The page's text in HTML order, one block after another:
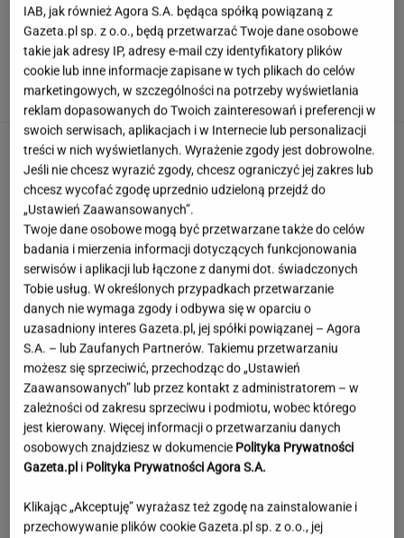
Jak uniknąć korków? Matematycy wskazali
trzy proste zasady
Damięcka nie przeszła obojętnie obok kwestii
IAB, jak również Agora S.A. będąca spółką powiązaną z
Gazeta.pl sp. z o.o., będą przetwarzać Twoje dane osobowe
takie jak adresy IP, adresy e-mail czy identyfikatory plików
cookie lub inne informacje zapisane w tych plikach do celów
marketingowych, w szczególności na potrzeby wyświetlania
reklam dopasowanych do Twoich zainteresowań i preferencji w
swoich serwisach, aplikacjach i w Internecie lub personalizacji
treści w nich wyświetlanych. Wyrażenie zgody jest dobrowolne.
Jeśli nie chcesz wyrazić zgody, chcesz ograniczyć jej zakres lub
chcesz wycofać zgodę uprzednio udzieloną przejdź do
„Ustawień Zaawansowanych”.
Twoje dane osobowe mogą być przetwarzane także do celów
badania i mierzenia informacji dotyczących funkcjonowania
serwisów i aplikacji lub łączone z danymi dot. świadczonych
Tobie usług. W określonych przypadkach przetwarzanie
danych nie wymaga zgody i odbywa się w oparciu o
uzasadniony interes Gazeta.pl, jej spółki powiązanej – Agora
S.A. – lub Zaufanych Partnerów. Takiemu przetwarzaniu
możesz się sprzeciwić, przechodząc do „Ustawień
Zaawansowanych” lub przez kontakt z administratorem – w
zależności od zakresu sprzeciwu i podmiotu, wobec którego
jest kierowany. Więcej informacji o przetwarzaniu danych
osobowych znajdziesz w dokumencie Polityka Prywatności
Gazeta.pl i Polityka Prywatności Agora S.A.
Klikając „Akceptuję” wyrażasz też zgodę na zainstalowanie i
przechowywanie plików cookie Gazeta.pl sp. z o.o., jej